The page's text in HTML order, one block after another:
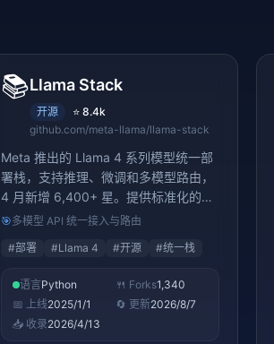
📚Llama Stack
开源 ⭐8.4k
github.com/meta-llama/llama-stack
Meta 推出的 Llama 4 系列模型统一部
署栈，支持推理、微调和多模型路由，
4 月新增 6,400+ 星。提供标准化的
API 接口和工具链，覆盖从模型加载、
Llama 系列模型的部署和运维，是
Llama 生态的官方基础设施
🎯多模型 API 统一接入与路由
#部署 #Llama 4 #开源 #统一栈
语言Python 🍴 Forks1,340
📅 上线2025/1/1 🔄 更新2026/8/7
📥 收录2026/4/13